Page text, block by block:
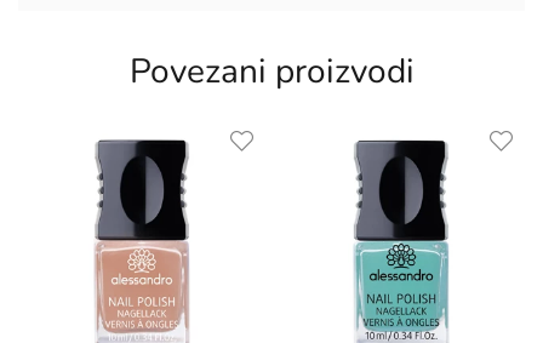
Povezani proizvodi